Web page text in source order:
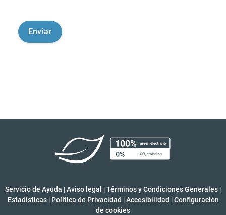
Servicio de Ayuda |Aviso legal |Términos y Condiciones Generales |
Estadísticas | Política de Privacidad | Accesibilidad | Configuración
de cookies